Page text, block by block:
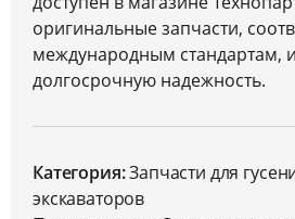
оригинальные запчасти,
международным стандартам,
долгосрочную надежность.
Категория:Запчасти для
экскаваторов